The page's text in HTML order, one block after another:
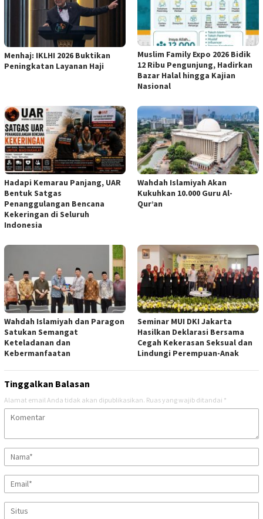
Menhaj: IKLHI 2026 Buktikan
Peningkatan Layanan Haji
Muslim Family Expo 2026 Bidik
12 Ribu Pengunjung, Hadirkan
Bazar Halal hingga Kajian
Nasional
Hadapi Kemarau Panjang, UAR
Bentuk Satgas
Penanggulangan Bencana
Kekeringan di Seluruh
Indonesia
Wahdah Islamiyah Akan
Kukuhkan 10.000 Guru Al-
Qur’an
Wahdah Islamiyah dan Paragon
Satukan Semangat
Keteladanan dan
Kebermanfaatan
Seminar MUI DKI Jakarta
Hasilkan Deklarasi Bersama
Cegah Kekerasan Seksual dan
Lindungi Perempuan-Anak
Tinggalkan Balasan
Alamat email Anda tidak akan dipublikasikan. Ruas yang wajib ditandai *